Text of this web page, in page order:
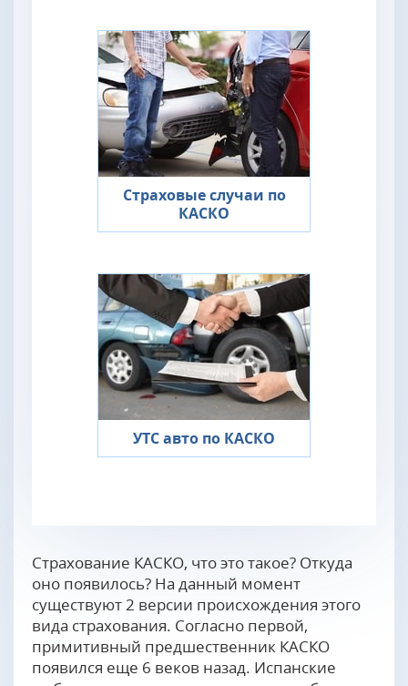
Страховые случаи по
КАСКО
УТС авто по КАСКО
Страхование КАСКО, что это такое? Откуда
оно появилось? На данный момент
существуют 2 версии происхождения этого
вида страхования. Согласно первой,
примитивный предшественник КАСКО
появился еще 6 веков назад. Испанские